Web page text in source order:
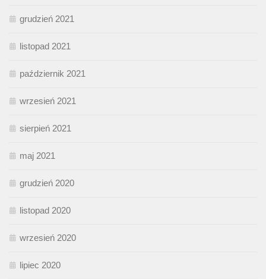
grudzień 2021
listopad 2021
październik 2021
wrzesień 2021
sierpień 2021
maj 2021
grudzień 2020
listopad 2020
wrzesień 2020
lipiec 2020